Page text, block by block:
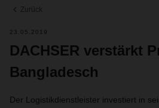
Zurück
23.05.2019
DACHSER verstärkt
Bangladesch
Der Logistikdienstleister investiert in